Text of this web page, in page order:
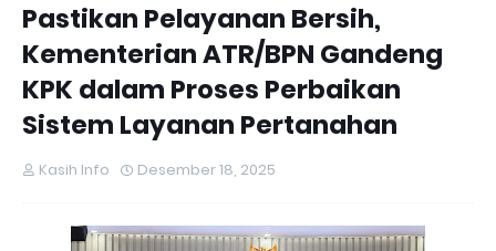
Pastikan Pelayanan Bersih,
Kementerian ATR/BPN Gandeng
KPK dalam Proses Perbaikan
Sistem Layanan Pertanahan
Kasih Info Desember 18, 2025